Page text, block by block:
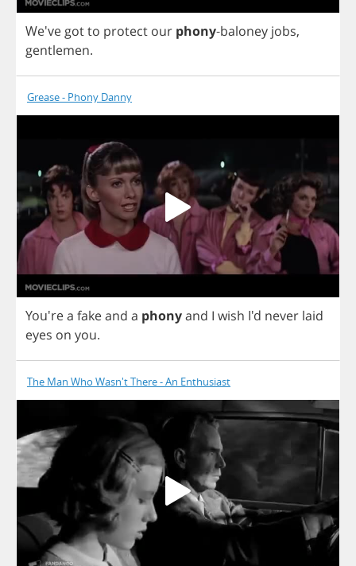
We'vegotto protect our phony-baloney jobs,
gentlemen.
Grease - Phony Danny
You'rea fakeand a phonyand I wish I'd never laid
eyes on you.
The Man Who Wasn't There - An Enthusiast